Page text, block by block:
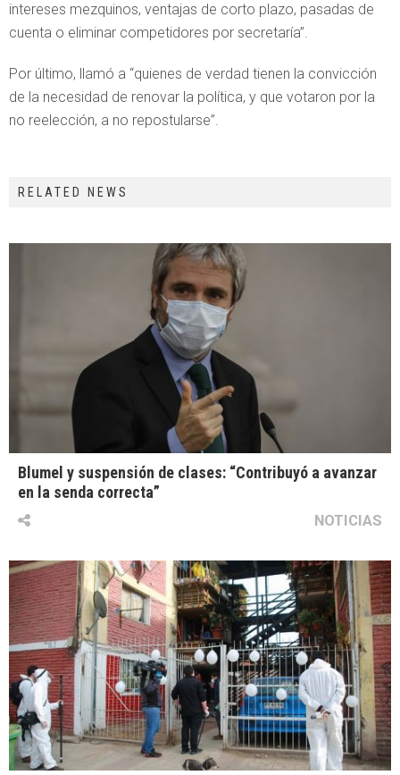
intereses mezquinos, ventajas de corto plazo, pasadas de
cuenta o eliminar competidores por secretaría”.
Por último, llamó a “quienes de verdad tienen la convicción
de la necesidad de renovar la política, y que votaron por la
no reelección, a no repostularse”.
RELATED NEWS
Blumel y suspensión de clases: “Contribuyó a avanzar
en la senda correcta”
NOTICIAS